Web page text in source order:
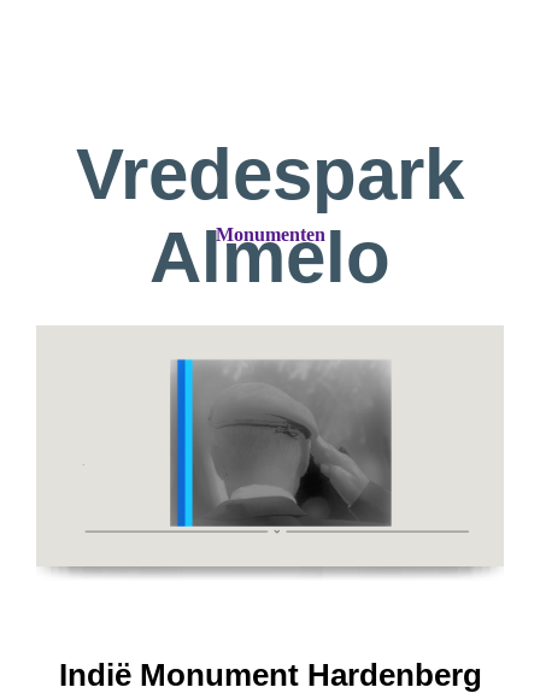
Vredespark
Almelo
Monumenten
Indië Monument Hardenberg